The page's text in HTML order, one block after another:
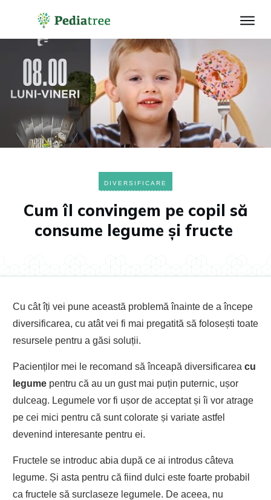
DIVERSIFICARE
Cum îl convingem pe copil să
consume legume și fructe
Cu cât îți vei pune această problemă înainte de a începe
diversificarea, cu atât vei fi mai pregatită să folosești toate
resursele pentru a găsi soluții.
Pacienților mei le recomand să înceapă diversificarea cu
legume pentru că au un gust mai puțin puternic, ușor
dulceag. Legumele vor fi ușor de acceptat și îi vor atrage
pe cei mici pentru că sunt colorate și variate astfel
devenind interesante pentru ei.
Fructele se introduc abia după ce ai introdus câteva
legume. Și asta pentru că fiind dulci este foarte probabil
ca fructele să surclaseze legumele. De aceea, nu